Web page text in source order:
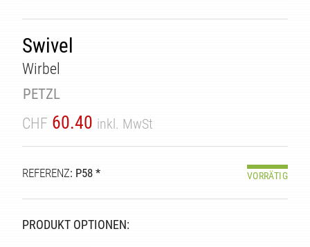
Swivel
Wirbel
PETZL
CHF 60.40 inkl. MwSt
REFERENZ: P58 * VORRÄTIG
PRODUKT OPTIONEN: